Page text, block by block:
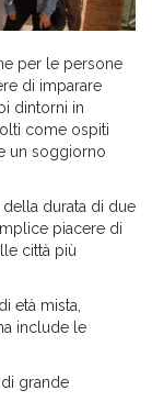
per le persone
di imparare
dintorni in
come ospiti
un soggiorno
durata di due
piacere di
città più
età mista,
include le
grande